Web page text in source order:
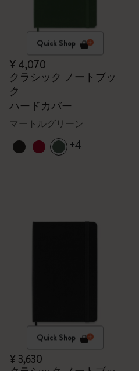
Quick Shop
¥ 4,070
クラシック ノートブッ
ク
ハードカバー
マートルグリーン
+4
Quick Shop
¥ 3,630